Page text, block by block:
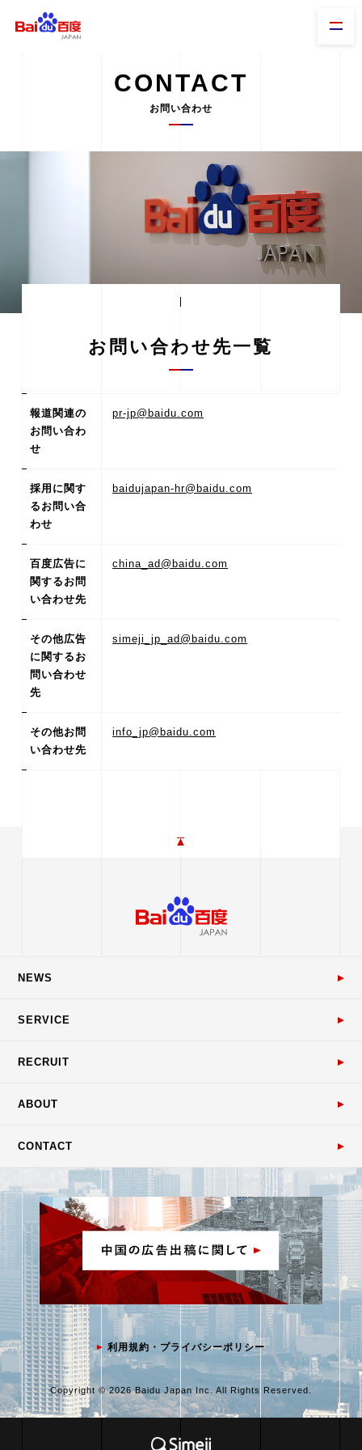
CONTACT
お問い合わせ
お問い合わせ先一覧
報道関連の
お問い合わ
せ
pr-jp@baidu.com
採用に関す
るお問い合
わせ
baidujapan-hr@baidu.com
百度広告に
関するお問
い合わせ先
china_ad@baidu.com
その他広告
に関するお
問い合わせ
先
simeji_jp_ad@baidu.com
その他お問
い合わせ先
info_jp@baidu.com
NEWS
SERVICE
RECRUIT
ABOUT
CONTACT
利用規約・プライバシーポリシー
Copyright © 2026 Baidu Japan Inc. All Rights Reserved.